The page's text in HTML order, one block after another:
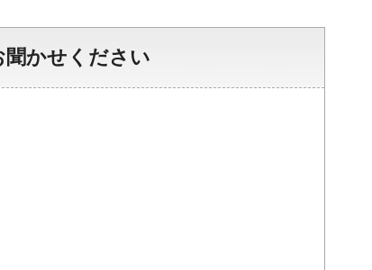
かせください